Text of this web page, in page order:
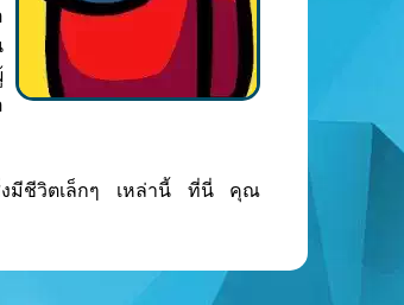
สิ่งมีชีวิตเล็กๆ เหล่านี้ ที่นี่ คุณ